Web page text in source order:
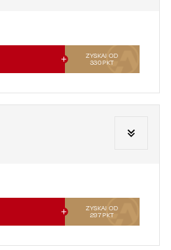
ZYSKAJ OD
330PKT
ZYSKAJ OD
297PKT